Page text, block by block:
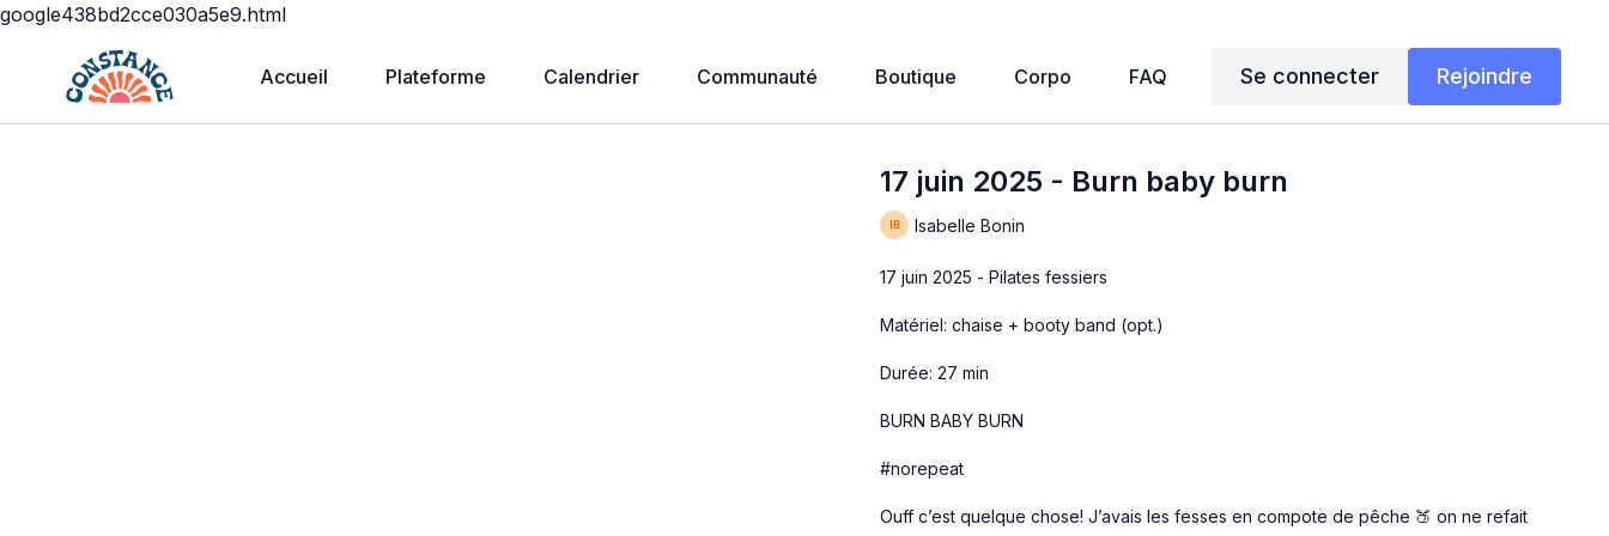
google438bd2cce030a5e9.html
Accueil Plateforme Calendrier Communauté Boutique Corpo FAQ Se connecter Rejoindre
17 juin 2025 - Burn baby burn
Isabelle Bonin
17 juin 2025 - Pilates fessiers
Matériel: chaise + booty band (opt.)
Durée: 27 min
BURN BABY BURN
#norepeat
Ouff c’est quelque chose! J’avais les fesses en compote de pêche 🍑 on ne refait